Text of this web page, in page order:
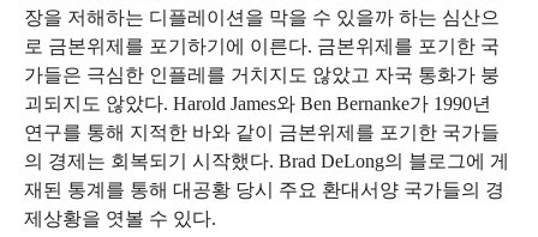
장을 저해하는 디플레이션을 막을 수 있을까 하는 심산으
로 금본위제를 포기하기에 이른다. 금본위제를 포기한 국
가들은 극심한 인플레를 거치지도 않았고 자국 통화가 붕
괴되지도 않았다. Harold James와 Ben Bernanke가 1990년
연구를 통해 지적한 바와 같이 금본위제를 포기한 국가들
의 경제는 회복되기 시작했다. Brad DeLong의 블로그에 게
재된 통계를 통해 대공황 당시 주요 환대서양 국가들의 경
제상황을 엿볼 수 있다.